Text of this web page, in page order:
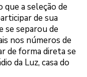
a seleção de
de sua
se separou de
nos números de
de forma direta se
da Luz, casa do